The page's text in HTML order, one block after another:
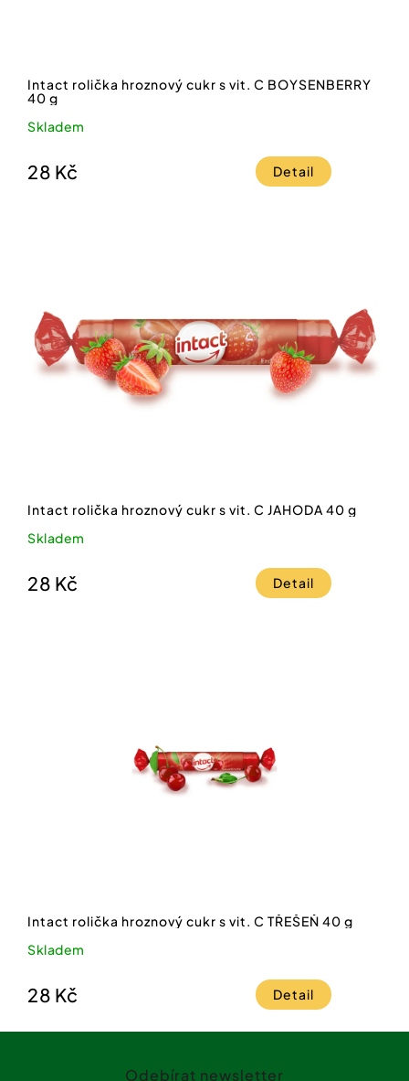
Intact rolička hroznový cukr s vit. C BOYSENBERRY
40 g
Skladem
28 Kč Detail
Intact rolička hroznový cukr s vit. C JAHODA 40 g
Skladem
28 Kč Detail
Intact rolička hroznový cukr s vit. C TŘEŠEŇ 40 g
Skladem
28 Kč Detail
Odebírat newsletter